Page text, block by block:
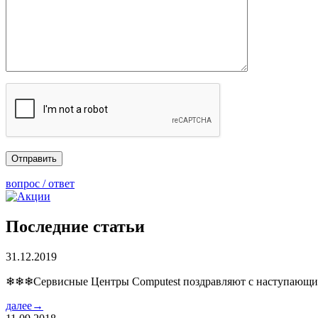
вопрос / ответ
Последние статьи
31.12.2019
❄❄❄Сервисные Центры Computest поздравляют с
далее→